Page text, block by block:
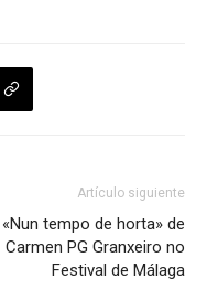
Artículo siguiente
«Nun tempo de horta» de
Carmen PG Granxeiro no
Festival de Málaga